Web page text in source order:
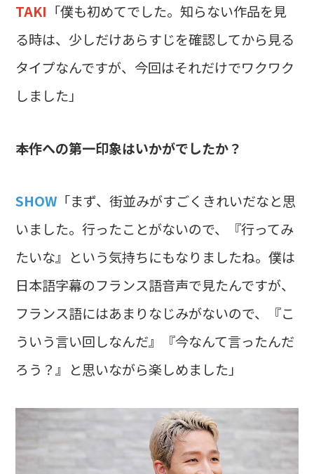
TAKI 「僕も初めてでした。知らない作品を見
る時は、少しだけあらすじを確認してから見る
タイプなんですが、今回はそれだけでワクワク
しました」
――本作への第一印象はいかがでしたか？
SHOW 「まず、街並みがすごくきれいだなと思
いました。行ったことがないので、『行ってみ
たいな』という気持ちにもなりましたね。僕は
日本語字幕のフランス語音声で見たんですが、
フランス語にはあまりなじみがないので、『こ
ういう言い回しなんだ』『今なんて言ったんだ
ろう？』と思いながら楽しめました」